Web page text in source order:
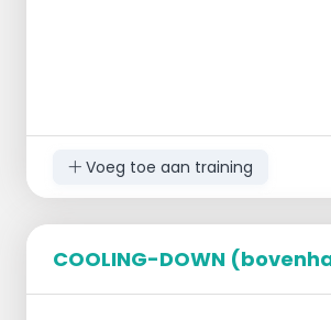
Voeg toe aan training
COOLING-DOWN